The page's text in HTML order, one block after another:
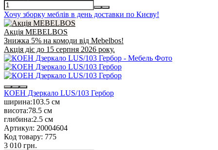
Хочу зборку меблів в день доставки по Києву!
Акція MEBELBOS
Знижка 5% на комоди від Mebelbos!
Акція діє до 15 серпня 2026 року.
КОЕН Дзеркало LUS/103 Гербор
ширина:103.5 см
висота:78.5 см
глибина:2.5 см
Артикул: 20004604
Код товару: 775
3 010 грн.